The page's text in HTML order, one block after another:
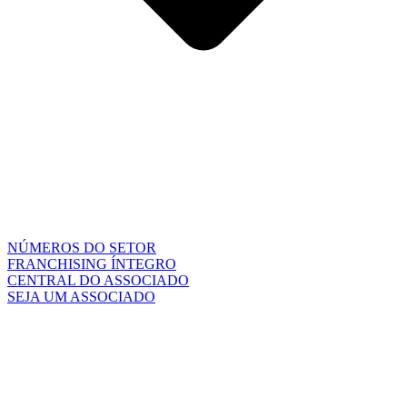
NÚMEROS DO SETOR
FRANCHISING ÍNTEGRO
CENTRAL DO ASSOCIADO
SEJA UM ASSOCIADO